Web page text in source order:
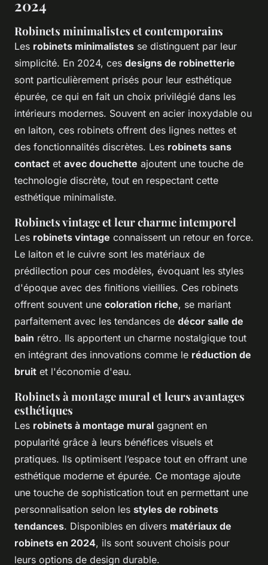
2024
Robinets minimalistes et contemporains
Les robinets minimalistes se distinguent par leur
simplicité. En 2024, ces designs de robinetterie
sont particulièrement prisés pour leur esthétique
épurée, ce qui en fait un choix privilégié dans les
intérieurs modernes. Souvent en acier inoxydable ou
en laiton, ces robinets offrent des lignes nettes et
des fonctionnalités discrètes. Les robinets sans
contact et avec douchette ajoutent une touche de
technologie discrète, tout en respectant cette
esthétique minimaliste.
Robinets vintage et leur charme intemporel
Les robinets vintage connaissent un retour en force.
Le laiton et le cuivre sont les matériaux de
prédilection pour ces modèles, évoquant les styles
d'époque avec des finitions vieillies. Ces robinets
offrent souvent une coloration riche, se mariant
parfaitement avec les tendances de décor salle de
bain rétro. Ils apportent un charme nostalgique tout
en intégrant des innovations comme le réduction de
bruit et l'économie d'eau.
Robinets à montage mural et leurs avantages
esthétiques
Les robinets à montage mural gagnent en
popularité grâce à leurs bénéfices visuels et
pratiques. Ils optimisent l’espace tout en offrant une
esthétique moderne et épurée. Ce montage ajoute
une touche de sophistication tout en permettant une
personnalisation selon les styles de robinets
tendances. Disponibles en divers matériaux de
robinets en 2024, ils sont souvent choisis pour
leurs options de design durable.